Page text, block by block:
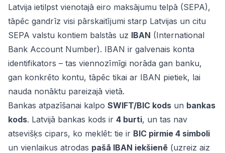
Latvija ietilpst vienotajā eiro maksājumu telpā (SEPA),
tāpēc gandrīz visi pārskaitījumi starp Latvijas un citu
SEPA valstu kontiem balstās uz IBAN (International
Bank Account Number). IBAN ir galvenais konta
identifikators – tas viennozīmīgi norāda gan banku,
gan konkrēto kontu, tāpēc tikai ar IBAN pietiek, lai
nauda nonāktu pareizajā vietā.
Bankas atpazīšanai kalpo SWIFT/BIC kods un bankas
kods. Latvijā bankas kods ir 4 burti, un tas nav
atsevišķs cipars, ko meklēt: tie ir BIC pirmie 4 simboli
un vienlaikus atrodas pašā IBAN iekšienē (uzreiz aiz